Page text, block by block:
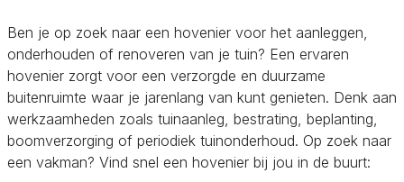
Ben je op zoek naar een hovenier voor het aanleggen,
onderhouden of renoveren van je tuin? Een ervaren
hovenier zorgt voor een verzorgde en duurzame
buitenruimte waar je jarenlang van kunt genieten. Denk aan
werkzaamheden zoals tuinaanleg, bestrating, beplanting,
boomverzorging of periodiek tuinonderhoud. Op zoek naar
een vakman? Vind snel een hovenier bij jou in de buurt: